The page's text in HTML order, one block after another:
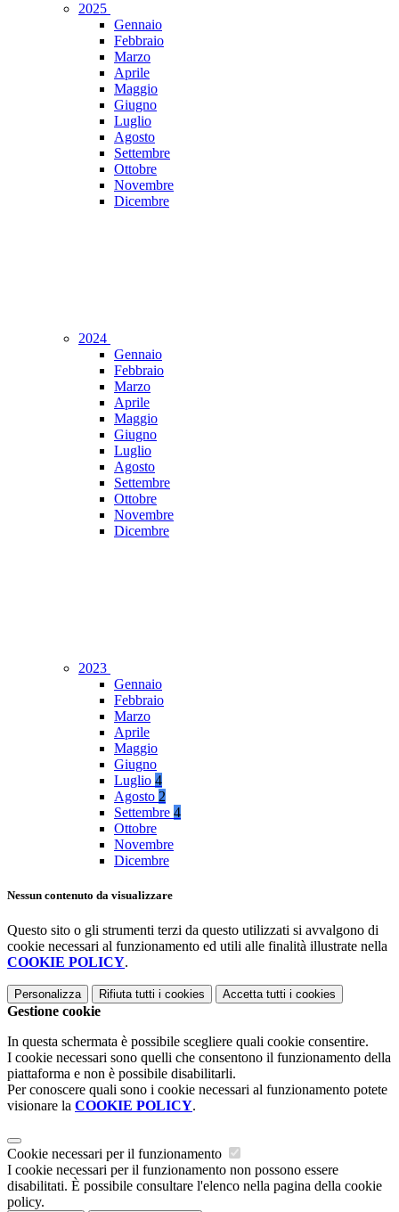
2025
Gennaio
Febbraio
Marzo
Aprile
Maggio
Giugno
Luglio
Agosto
Settembre
Ottobre
Novembre
Dicembre
2024
Gennaio
Febbraio
Marzo
Aprile
Maggio
Giugno
Luglio
Agosto
Settembre
Ottobre
Novembre
Dicembre
2023
Gennaio
Febbraio
Marzo
Aprile
Maggio
Giugno
Luglio 4
Agosto 2
Settembre 4
Ottobre
Novembre
Dicembre
Nessun contenuto da visualizzare
Questo sito o gli strumenti terzi da questo utilizzati si avvalgono di
cookie necessari al funzionamento ed utili alle finalità illustrate nella
COOKIE POLICY.
Personalizza Rifiuta tutti i cookies Accetta tutti i cookies
Gestione cookie
In questa schermata è possibile scegliere quali cookie consentire.
I cookie necessari sono quelli che consentono il funzionamento della
piattaforma e non è possibile disabilitarli.
Per conoscere quali sono i cookie necessari al funzionamento potete
visionare la COOKIE POLICY.
Cookie necessari per il funzionamento
I cookie necessari per il funzionamento non possono essere
disabilitati. È possibile consultare l'elenco nella pagina della cookie
policy.